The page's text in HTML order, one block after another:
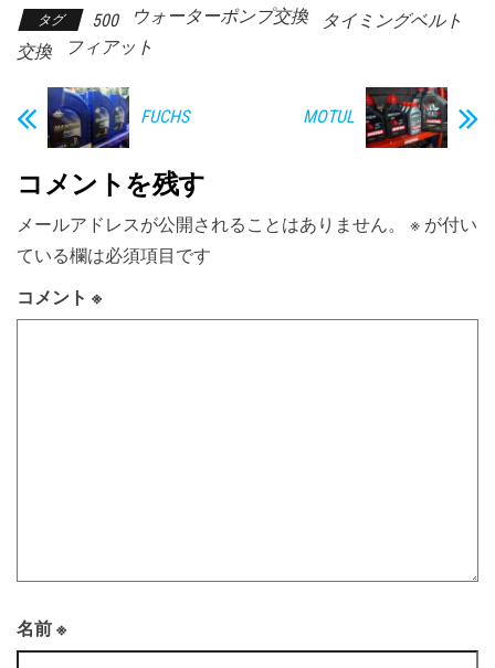
タグ 500 ウォーターポンプ交換
タイミングベルト
交換
フィアット
FUCHS MOTUL
コメントを残す
メールアドレスが公開されることはありません。 ※ が付い
ている欄は必須項目です
コメント ※
名前 ※